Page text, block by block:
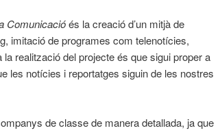
Comunicacióés la creació d’un mitjà de
imitació de programes com telenotícies,
realització del projecte és que sigui proper a
les notícies i reportatges siguin de les nostres
de classe de manera detallada, ja que